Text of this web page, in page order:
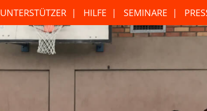
UNTERSTÜTZER HILFE SEMINARE